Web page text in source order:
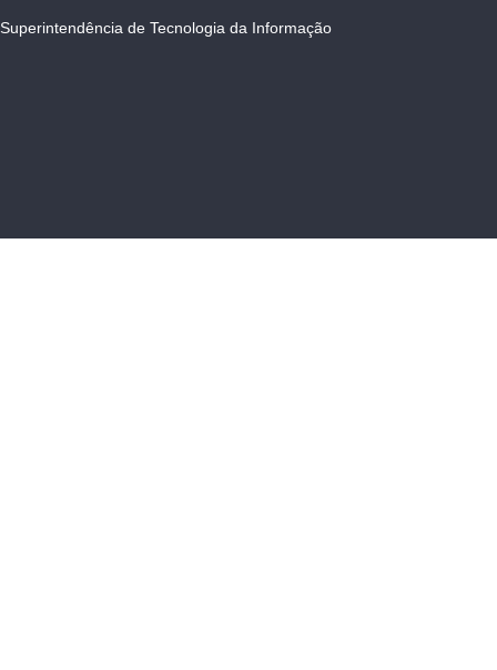
Superintendência de Tecnologia da Informação